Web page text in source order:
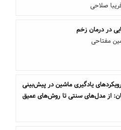
صلاحی
در درمان زخم
مفتاحی
یادگیری ماشین در پیش‌بینی
از مدل‌های سنتی تا روش‌های عمیق